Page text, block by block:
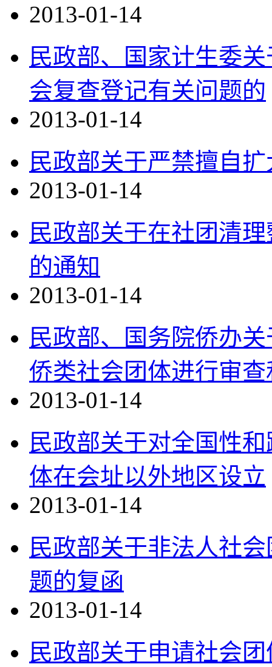
2013-01-14
民政部、国家计生委
会复查登记有关问题的
2013-01-14
民政部关于严禁擅自
2013-01-14
民政部关于在社团清
的通知
2013-01-14
民政部、国务院侨办
侨类社会团体进行审查
2013-01-14
民政部关于对全国性
体在会址以外地区设立
2013-01-14
民政部关于非法人社
题的复函
2013-01-14
民政部关于申请社会